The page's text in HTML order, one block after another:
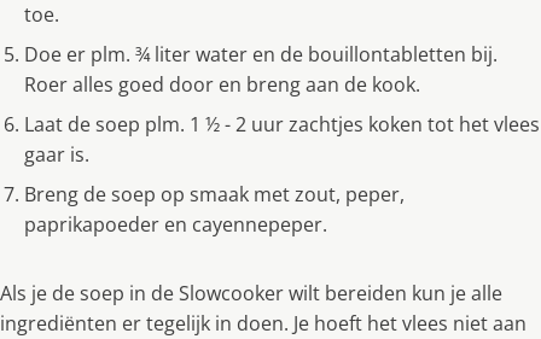
toe.
Doe er plm. ¾ liter water en de bouillontabletten bij.
Roer alles goed door en breng aan de kook.
Laat de soep plm. 1 ½ - 2 uur zachtjes koken tot het vlees
gaar is.
Breng de soep op smaak met zout, peper,
paprikapoeder en cayennepeper.
Als je de soep in de Slowcooker wilt bereiden kun je alle
ingrediënten er tegelijk in doen. Je hoeft het vlees niet aan